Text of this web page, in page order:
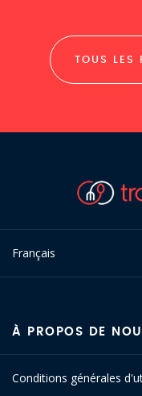
TOUS LES
Français
À PROPOS DE
Conditions générales